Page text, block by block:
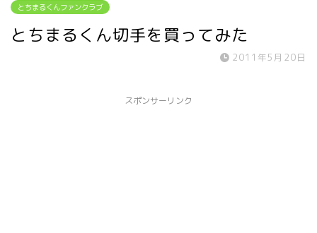
とちまるくんファンクラブ
とちまるくん切手を買ってみた
2011年5月20日
スポンサーリンク